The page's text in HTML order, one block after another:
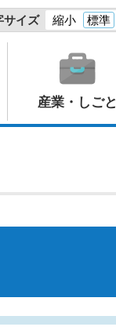
サイズ 縮小 標準
産業・しごと